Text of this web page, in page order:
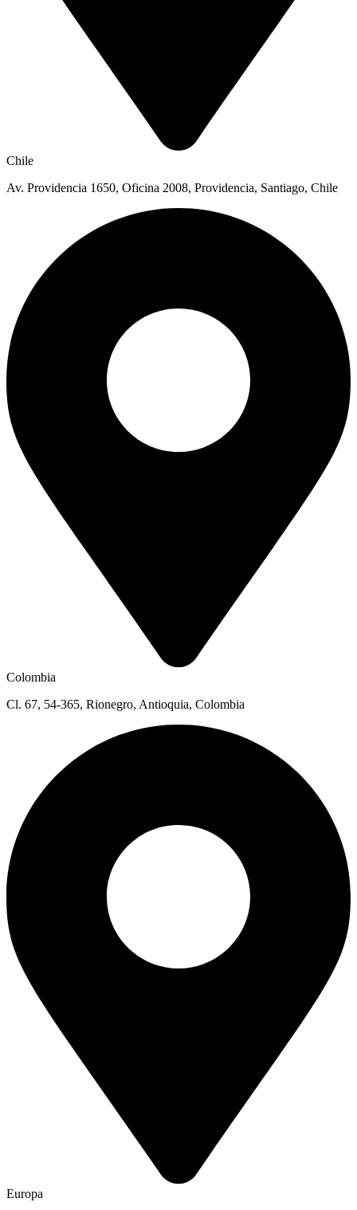
Chile
Av. Providencia 1650, Oficina 2008, Providencia, Santiago, Chile
Colombia
Cl. 67, 54-365, Rionegro, Antioquia, Colombia
Europa